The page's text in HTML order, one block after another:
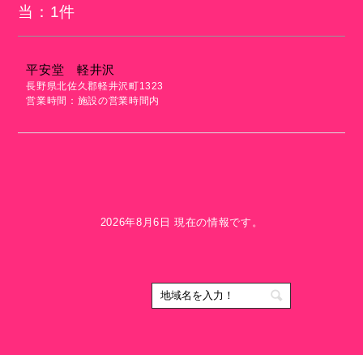
当：1件
平安堂 軽井沢
長野県北佐久郡軽井沢町1323
営業時間：施設の営業時間内
2026年8月6日 現在の情報です。